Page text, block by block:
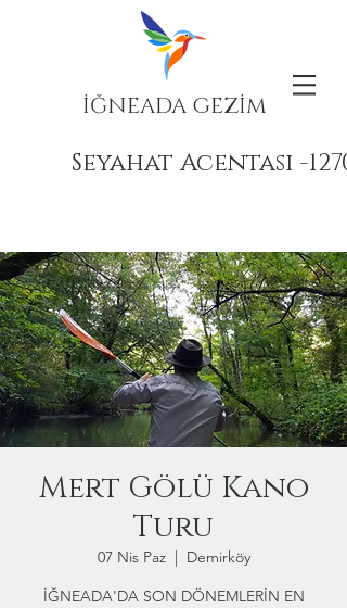
İĞNEADA GEZİM
Seyahat Acentası -
Mert Gölü Kano
Turu
07 Nis Paz
  |
Demirköy
İĞNEADA'DA SON DÖNEMLERİN EN